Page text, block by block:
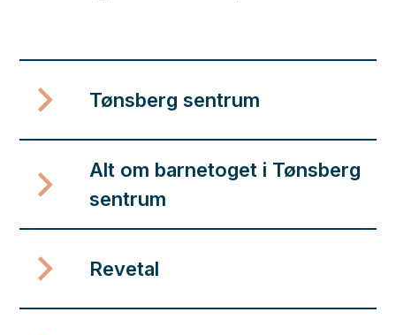
Tønsberg sentrum
Alt om barnetoget i Tønsberg
sentrum
Revetal